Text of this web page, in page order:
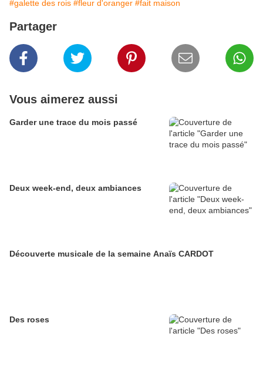
#galette des rois #fleur d'oranger #fait maison
Partager
Vous aimerez aussi
Garder une trace du mois passé
Deux week-end, deux ambiances
Découverte musicale de la semaine Anaïs CARDOT
Des roses